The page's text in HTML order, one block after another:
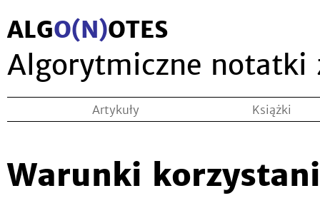
ALGO(N)OTES
Algorytmiczne
Artykuły Książki
Warunki